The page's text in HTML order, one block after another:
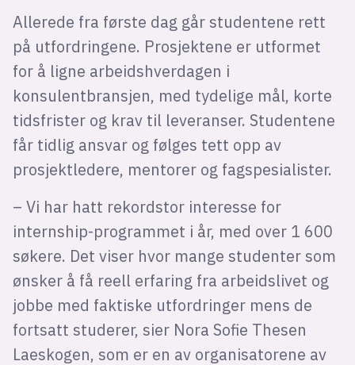
Allerede fra første dag går studentene rett
på utfordringene. Prosjektene er utformet
for å ligne arbeidshverdagen i
konsulentbransjen, med tydelige mål, korte
tidsfrister og krav til leveranser. Studentene
får tidlig ansvar og følges tett opp av
prosjektledere, mentorer og fagspesialister.
– Vi har hatt rekordstor interesse for
internship-programmet i år, med over 1 600
søkere. Det viser hvor mange studenter som
ønsker å få reell erfaring fra arbeidslivet og
jobbe med faktiske utfordringer mens de
fortsatt studerer, sier Nora Sofie Thesen
Laeskogen, som er en av organisatorene av